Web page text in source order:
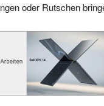
oder Rutschen